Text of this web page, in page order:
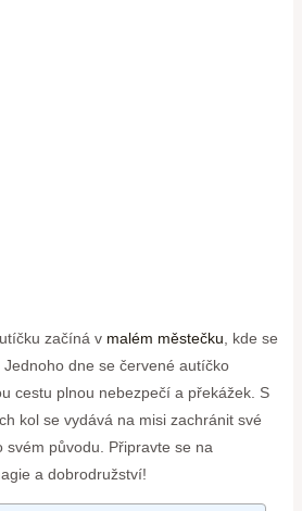
‍začíná v malém městečku,⁢ kde se⁤
dne‍ se červené ‌autíčko
⁢cestu plnou nebezpečí a překážek. S
⁤kol se vydává ​na misi zachránit své
​svém původu. Připravte se na
a dobrodružství!